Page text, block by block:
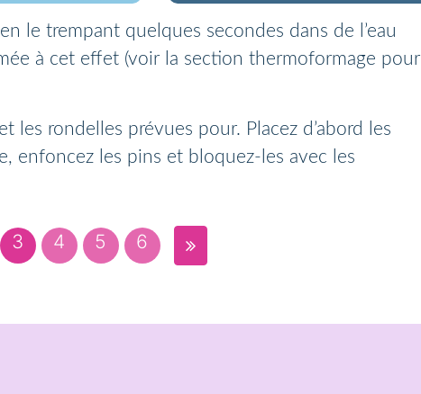
le trempant quelques secondes dans de l’eau
à cet effet (voir la section thermoformage pour
les rondelles prévues pour. Placez d’abord les
enfoncez les pins et bloquez-les avec les
3 4 5 6